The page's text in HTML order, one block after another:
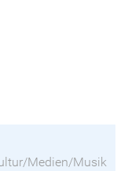
Medien/Musik